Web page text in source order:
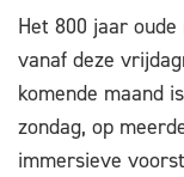
Het 800 jaar
vanaf deze
komende maand
zondag, op
immersieve